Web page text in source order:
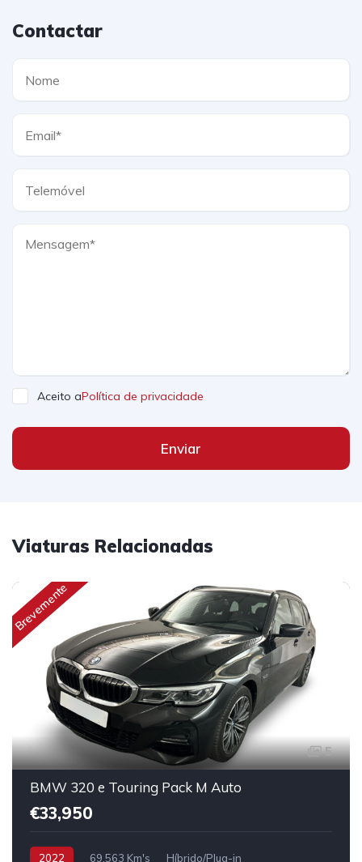
Contactar
Aceito aPolítica de privacidade
Enviar
Viaturas Relacionadas
Brevemente
5
BMW 320 e Touring Pack M Auto
€33,950
2022 69,563 Km's Híbrido/Plug-in